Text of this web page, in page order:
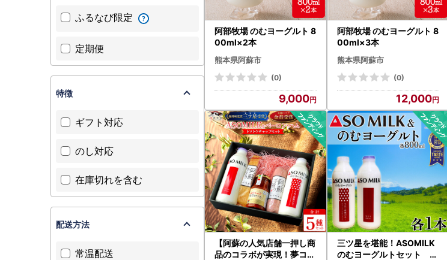
阿部牧場 のむヨーグルト 8
00ml×2本
熊本県阿蘇市
(0)
9,000
阿部牧場 のむヨーグルト 8
00ml×3本
熊本県阿蘇市
(0)
12,000
【阿蘇の人気店舗一押し商
品のコラボが実現！夢コラ
三ツ星を堪能！ASOMILK
のむヨーグルトセット 各
ふるなび限定
定期便
特徴
ギフト対応
のし対応
在庫切れを含む
配送方法
常温配送